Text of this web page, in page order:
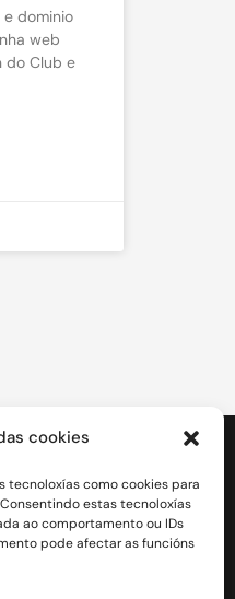
cookies
tecnoloxías como cookies para
estas tecnoloxías
ao comportamento ou IDs
pode afectar as funcións
dominio
web
do Club e